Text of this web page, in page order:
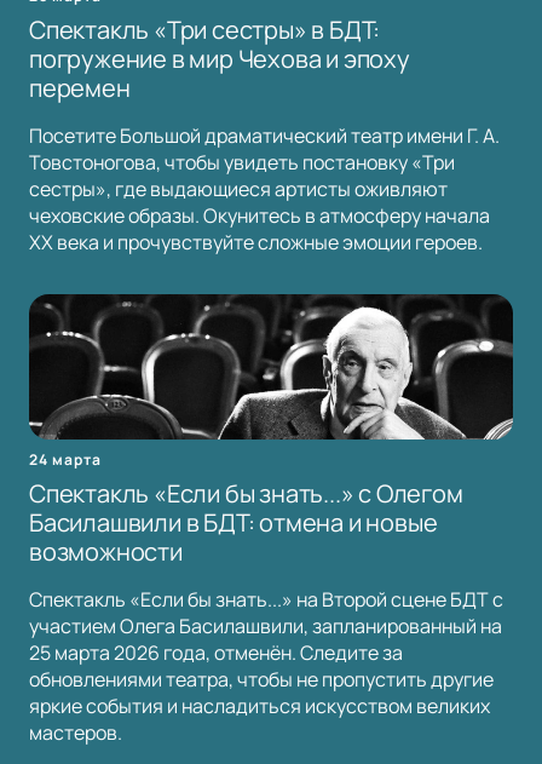
Спектакль «Три сестры» в БДТ:
погружение в мир Чехова и эпоху
перемен
Посетите Большой драматический театр имени Г. А.
Товстоногова, чтобы увидеть постановку «Три
сестры», где выдающиеся артисты оживляют
чеховские образы. Окунитесь в атмосферу начала
XX века и прочувствуйте сложные эмоции героев.
24 марта
Спектакль «Если бы знать...» с Олегом
Басилашвили в БДТ: отмена и новые
возможности
Спектакль «Если бы знать...» на Второй сцене БДТ с
участием Олега Басилашвили, запланированный на
25 марта 2026 года, отменён. Следите за
обновлениями театра, чтобы не пропустить другие
яркие события и насладиться искусством великих
мастеров.